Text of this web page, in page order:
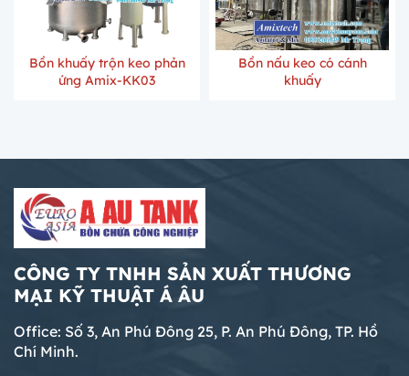
Bồn khuấy trộn keo phản
ứng Amix-KK03
Bồn nấu keo có cánh
khuấy
CÔNG TY TNHH SẢN XUẤT THƯƠNG
MẠI KỸ THUẬT Á ÂU
Office: Số 3, An Phú Đông 25, P. An Phú Đông, TP. Hồ
Chí Minh.